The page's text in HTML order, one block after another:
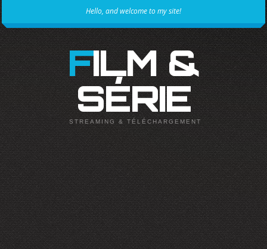
Hello, and welcome to my site!
FILM &
SÉRIE
STREAMING & TÉLÉCHARGEMENT